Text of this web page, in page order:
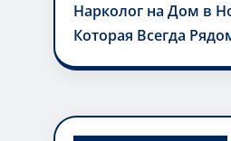
Нарколог на Дом в
Которая Всегда